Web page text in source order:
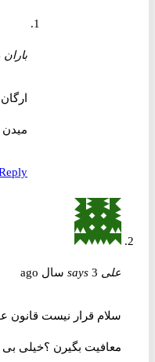
باران
میدن که
Reply
علی says 3 سال ago
معافیت بگیرن ؟خیلی بی عدالتی